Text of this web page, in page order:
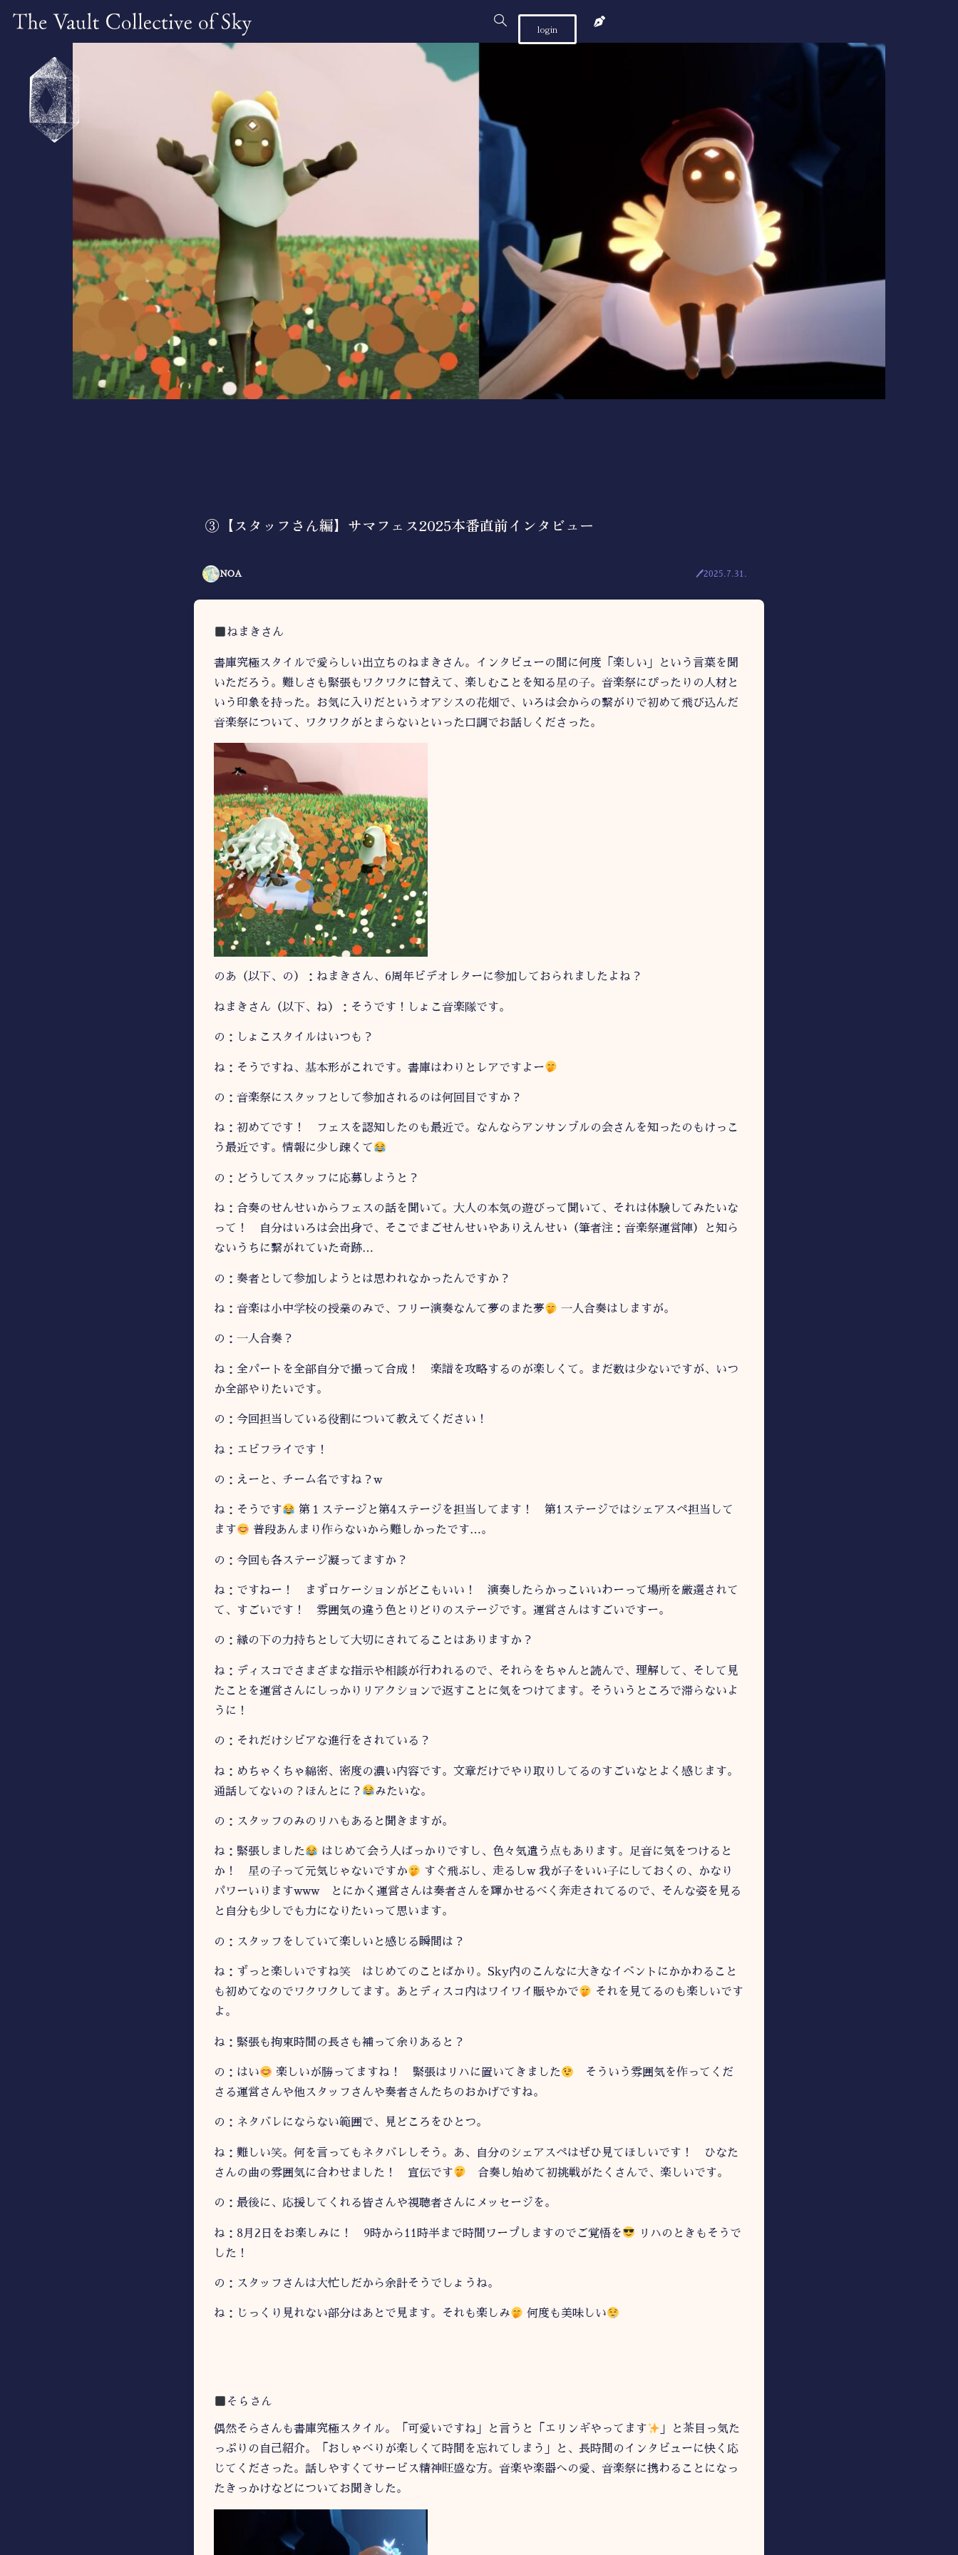
login
③【スタッフさん編】サマフェス2025本番直前インタビュー
NOA 🖊2025.7.31.
ねまきさん
書庫究極スタイルで愛らしい出立ちのねまきさん。インタビューの間に何度「楽しい」という言葉を聞
いただろう。難しさも緊張もワクワクに替えて、楽しむことを知る星の子。音楽祭にぴったりの人材と
いう印象を持った。お気に入りだというオアシスの花畑で、いろは会からの繋がりで初めて飛び込んだ
音楽祭について、ワクワクがとまらないといった口調でお話しくださった。
のあ（以下、の）：ねまきさん、6周年ビデオレターに参加しておられましたよね？
ねまきさん（以下、ね）：そうです！しょこ音楽隊です。
の：しょこスタイルはいつも？
ね：そうですね、基本形がこれです。書庫はわりとレアですよー
の：音楽祭にスタッフとして参加されるのは何回目ですか？
ね：初めてです！ フェスを認知したのも最近で。なんならアンサンブルの会さんを知ったのもけっこ
う最近です。情報に少し疎くて
の：どうしてスタッフに応募しようと？
ね：合奏のせんせいからフェスの話を聞いて。大人の本気の遊びって聞いて、それは体験してみたいな
って！ 自分はいろは会出身で、そこでまごせんせいやありえんせい（筆者注：音楽祭運営陣）と知ら
ないうちに繋がれていた奇跡…
の：奏者として参加しようとは思われなかったんですか？
ね：音楽は小中学校の授業のみで、フリー演奏なんて夢のまた夢 一人合奏はしますが。
の：一人合奏？
ね：全パートを全部自分で撮って合成！ 楽譜を攻略するのが楽しくて。まだ数は少ないですが、いつ
か全部やりたいです。
の：今回担当している役割について教えてください！
ね：エビフライです！
の：えーと、チーム名ですね？w
ね：そうです
第１ステージと第4ステージを担当してます！ 第1ステージではシェアスペ担当して
ます
普段あんまり作らないから難しかったです…。
の：今回も各ステージ凝ってますか？
ね：ですねー！ まずロケーションがどこもいい！ 演奏したらかっこいいわーって場所を厳選されて
て、すごいです！ 雰囲気の違う色とりどりのステージです。運営さんはすごいですー。
の：縁の下の力持ちとして大切にされてることはありますか？
ね：ディスコでさまざまな指示や相談が行われるので、それらをちゃんと読んで、理解して、そして見
たことを運営さんにしっかりリアクションで返すことに気をつけてます。そういうところで滞らないよ
うに！
の：それだけシビアな進行をされている？
ね：めちゃくちゃ綿密、密度の濃い内容です。文章だけでやり取りしてるのすごいなとよく感じます。
通話してないの？ほんとに？
みたいな。
の：スタッフのみのリハもあると聞きますが。
ね：緊張しました
はじめて会う人ばっかりですし、色々気遣う点もあります。足音に気をつけると
か！ 星の子って元気じゃないですか
すぐ飛ぶし、走るしw 我が子をいい子にしておくの、かなり
パワーいりますwww とにかく運営さんは奏者さんを輝かせるべく奔走されてるので、そんな姿を見る
と自分も少しでも力になりたいって思います。
の：スタッフをしていて楽しいと感じる瞬間は？
ね：ずっと楽しいですね笑 はじめてのことばかり。Sky内のこんなに大きなイベントにかかわること
も初めてなのでワクワクしてます。あとディスコ内はワイワイ賑やかで
それを見てるのも楽しいです
よ。
ね：緊張も拘束時間の長さも補って余りあると？
の：はい 楽しいが勝ってますね！ 緊張はリハに置いてきました
そういう雰囲気を作ってくだ
さる運営さんや他スタッフさんや奏者さんたちのおかげですね。
の：ネタバレにならない範囲で、見どころをひとつ。
ね：難しい笑。何を言ってもネタバレしそう。あ、自分のシェアスペはぜひ見てほしいです！ ひなた
さんの曲の雰囲気に合わせました！ 宣伝です
合奏し始めて初挑戦がたくさんで、楽しいです。
の：最後に、応援してくれる皆さんや視聴者さんにメッセージを。
ね：8月2日をお楽しみに！ 9時から11時半まで時間ワープしますのでご覚悟を
リハのときもそうで
した！
の：スタッフさんは大忙しだから余計そうでしょうね。
ね：じっくり見れない部分はあとで見ます。それも楽しみ 何度も美味しい
そらさん
偶然そらさんも書庫究極スタイル。「可愛いですね」と言うと「エリンギやってます
」と茶目っ気た
っぷりの自己紹介。「おしゃべりが楽しくて時間を忘れてしまう」と、長時間のインタビューに快く応
じてくださった。話しやすくてサービス精神旺盛な方。音楽や楽器への愛、音楽祭に携わることになっ
たきっかけなどについてお聞きした。